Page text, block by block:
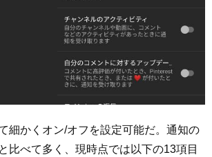
細かくオン/オフを設定可能だ。通知の
比べて多く、現時点では以下の13項目